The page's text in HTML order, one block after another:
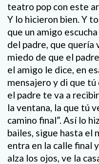
teatro pop con este
Y lo hicieron bien. Y
que un amigo
del padre, que quería
miedo de que el
el amigo le dice, en
mensajero y di que tú
el padre te va a
la ventana, la que tú
camino final”. Así lo
bailes, sigue hasta el
entra en la calle final
alza los ojos, ve la